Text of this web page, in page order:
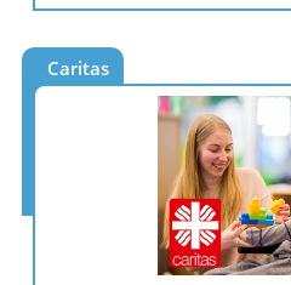
Caritas